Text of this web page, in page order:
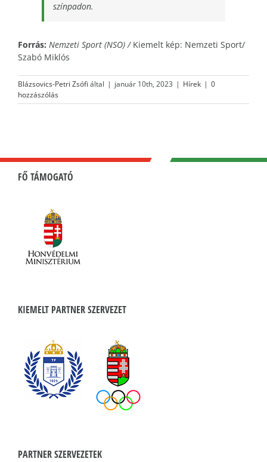
színpadon.
Forrás: Nemzeti Sport (NSO) / Kiemelt kép: Nemzeti Sport/
Szabó Miklós
Blázsovics-Petri Zsófi által | január 10th, 2023 | Hírek | 0
hozzászólás
FŐ TÁMOGATÓ
KIEMELT PARTNER SZERVEZET
PARTNER SZERVEZETEK